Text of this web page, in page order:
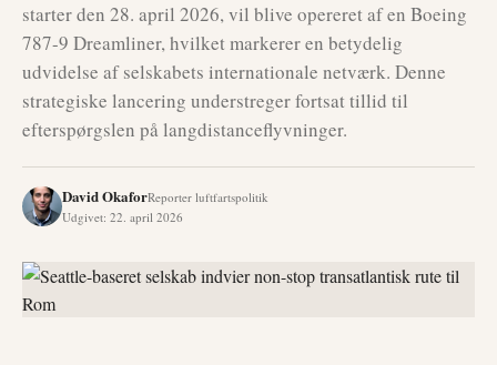
starter den 28. april 2026, vil blive opereret af en Boeing
787-9 Dreamliner, hvilket markerer en betydelig
udvidelse af selskabets internationale netværk. Denne
strategiske lancering understreger fortsat tillid til
efterspørgslen på langdistanceflyvninger.
David OkaforReporter luftfartspolitik
Udgivet: 22. april 2026